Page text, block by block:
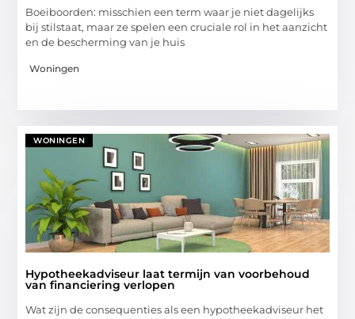
Boeiboorden: misschien een term waar je niet dagelijks
bij stilstaat, maar ze spelen een cruciale rol in het aanzicht
en de bescherming van je huis
Woningen
WONINGEN
Hypotheekadviseur laat termijn van voorbehoud
van financiering verlopen
Wat zijn de consequenties als een hypotheekadviseur het